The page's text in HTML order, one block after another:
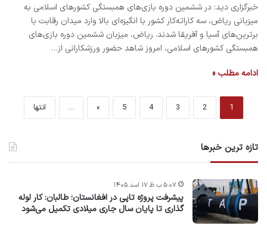
خبرگزاری دید: در ششمین دوره بازی‌های همبستگی کشورهای اسلامی به
میزبانی ریاض، سه کاراته‌کار کشور با انگیزه‌ای بالا وارد میدان رقابت با
برترین‌های آسیا و آفریقا شدند. ریاض، میزبان ششمین دوره بازی‌های
همبستگی کشورهای اسلامی، امروز شاهد حضور ورزشکارانی از…
ادامه مطلب »
1
2
3
4
5
»
... انتها
تازه ترین خبرها
پیشرفت پروژه‌ تاپی در افغانستان؛ طالبان: کار لوله
گذاری تا پایان سال جاری میلادی تکمیل می‌شود
۵:۰۷ ب.ظ ۱۷ اسد ۱۴۰۵